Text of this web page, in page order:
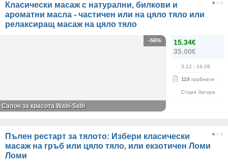
Класически масаж с натурални, билкови и
ароматни масла - частичен или на цяло тяло или
релаксиращ масаж на цяло тяло
15.34€
35.00€
3.12 - 14.09
119 грабнати
Стара Загора
-56%
Салон за красота Wabi-Sabi
Пълен рестарт за тялото: Избери класически
масаж на гръб или цяло тяло, или екзотичен Ломи
Ломи